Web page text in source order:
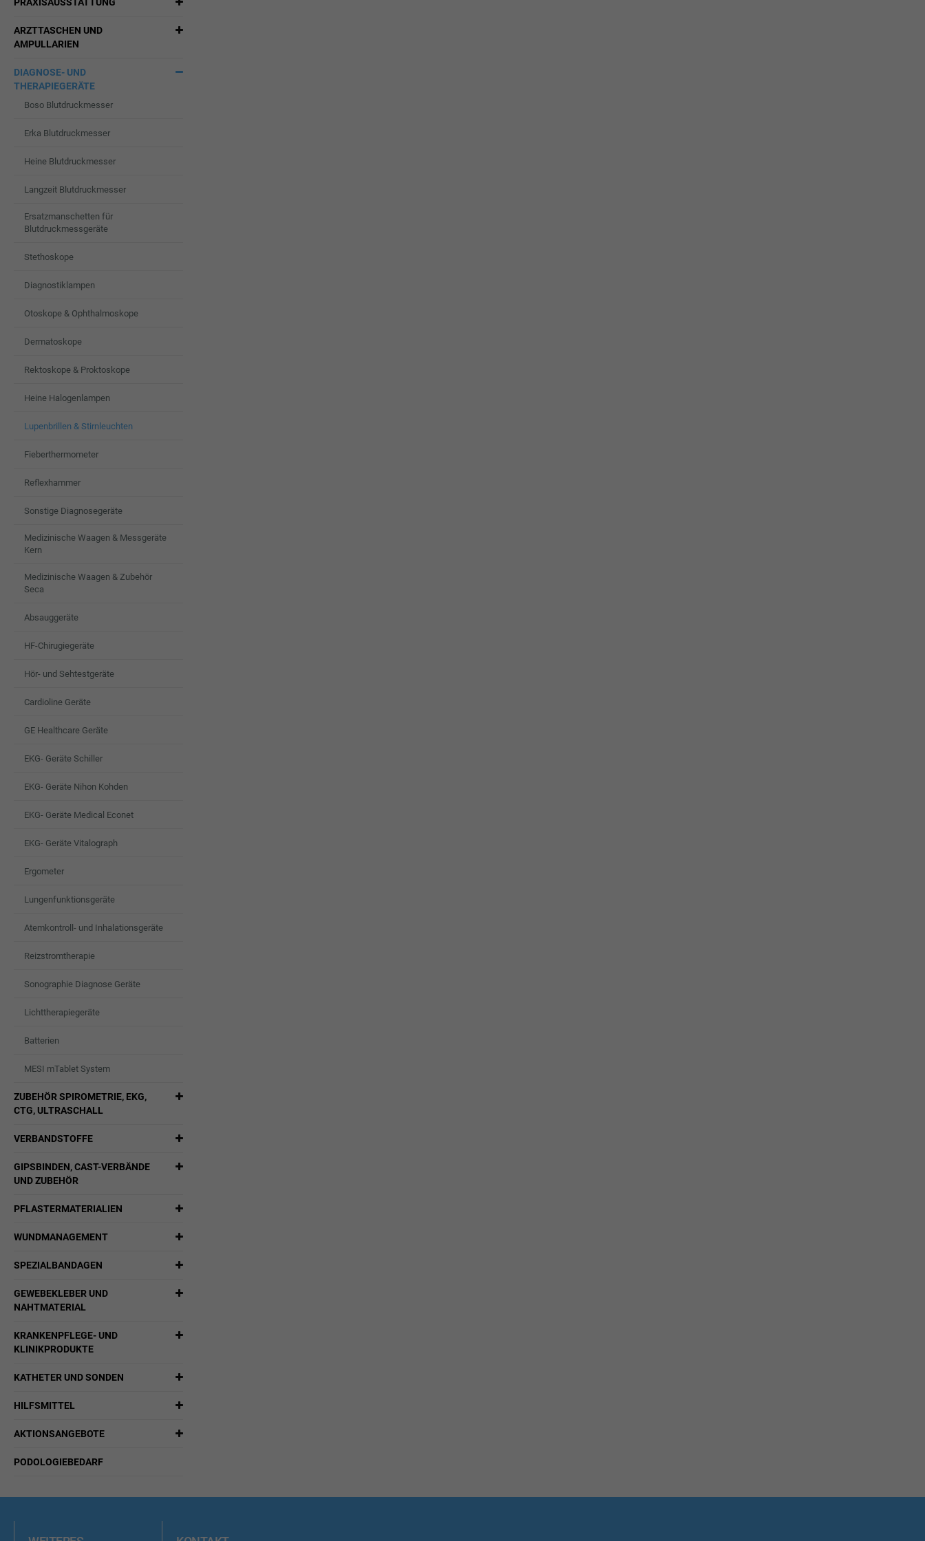
ARZTTASCHEN UND
AMPULLARIEN
DIAGNOSE- UND
THERAPIEGERÄTE
Boso Blutdruckmesser
Erka Blutdruckmesser
Heine Blutdruckmesser
Langzeit Blutdruckmesser
Ersatzmanschetten für
Blutdruckmessgeräte
Stethoskope
Diagnostiklampen
Otoskope & Ophthalmoskope
Dermatoskope
Rektoskope & Proktoskope
Heine Halogenlampen
Lupenbrillen & Stirnleuchten
Fieberthermometer
Reflexhammer
Sonstige Diagnosegeräte
Medizinische Waagen & Messgeräte
Kern
Medizinische Waagen & Zubehör
Seca
Absauggeräte
HF-Chirugiegeräte
Hör- und Sehtestgeräte
Cardioline Geräte
GE Healthcare Geräte
EKG- Geräte Schiller
EKG- Geräte Nihon Kohden
EKG- Geräte Medical Econet
EKG- Geräte Vitalograph
Ergometer
Lungenfunktionsgeräte
Atemkontroll- und Inhalationsgeräte
Reizstromtherapie
Sonographie Diagnose Geräte
Lichttherapiegeräte
Batterien
MESI mTablet System
ZUBEHÖR SPIROMETRIE, EKG,
CTG, ULTRASCHALL
VERBANDSTOFFE
GIPSBINDEN, CAST-VERBÄNDE
UND ZUBEHÖR
PFLASTERMATERIALIEN
WUNDMANAGEMENT
SPEZIALBANDAGEN
GEWEBEKLEBER UND
NAHTMATERIAL
KRANKENPFLEGE- UND
KLINIKPRODUKTE
KATHETER UND SONDEN
HILFSMITTEL
AKTIONSANGEBOTE
PODOLOGIEBEDARF